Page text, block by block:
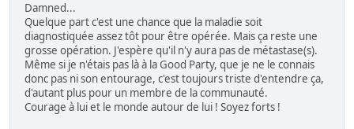
Damned...
Quelque part c'est une chance que la maladie soit
diagnostiquée assez tôt pour être opérée. Mais ça reste une
grosse opération. J'espère qu'il n'y aura pas de métastase(s).
Même si je n'étais pas là à la Good Party, que je ne le connais
donc pas ni son entourage, c'est toujours triste d'entendre ça,
d'autant plus pour un membre de la communauté.
Courage à lui et le monde autour de lui ! Soyez forts !